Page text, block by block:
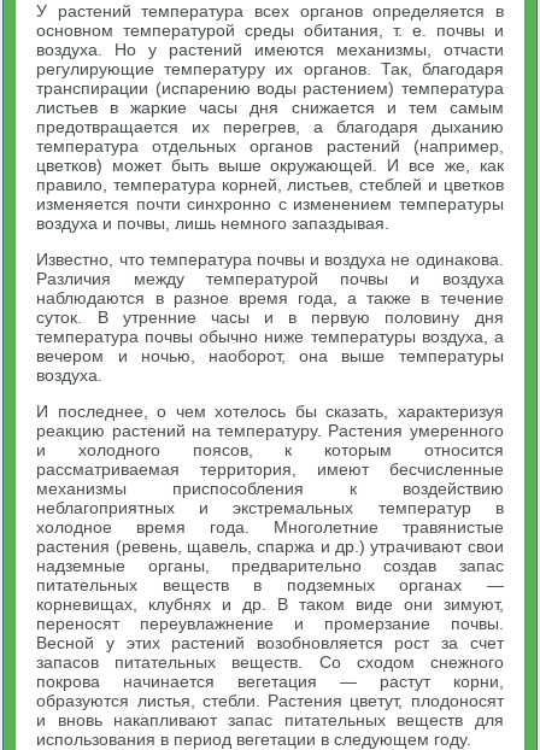
У растений температура всех органов определяется в
основном температурой среды обитания, т. е. почвы и
воздуха. Но у растений имеются механизмы, отчасти
регулирующие температуру их органов. Так, благодаря
транспирации (испарению воды растением) температура
листьев в жаркие часы дня снижается и тем самым
предотвращается их перегрев, а благодаря дыханию
температура отдельных органов растений (например,
цветков) может быть выше окружающей. И все же, как
правило, температура корней, листьев, стеблей и цветков
изменяется почти синхронно с изменением температуры
воздуха и почвы, лишь немного запаздывая.
Известно, что температура почвы и воздуха не одинакова.
Различия между температурой почвы и воздуха
наблюдаются в разное время года, а также в течение
суток. В утренние часы и в первую половину дня
температура почвы обычно ниже температуры воздуха, а
вечером и ночью, наоборот, она выше температуры
воздуха.
И последнее, о чем хотелось бы сказать, характеризуя
реакцию растений на температуру. Растения умеренного
и холодного поясов, к которым относится
рассматриваемая территория, имеют бесчисленные
механизмы приспособления к воздействию
неблагоприятных и экстремальных температур в
холодное время года. Многолетние травянистые
растения (ревень, щавель, спаржа и др.) утрачивают свои
надземные органы, предварительно создав запас
питательных веществ в подземных органах —
корневищах, клубнях и др. В таком виде они зимуют,
переносят переувлажнение и промерзание почвы.
Весной у этих растений возобновляется рост за счет
запасов питательных веществ. Со сходом снежного
покрова начинается вегетация — растут корни,
образуются листья, стебли. Растения цветут, плодоносят
и вновь накапливают запас питательных веществ для
использования в период вегетации в следующем году.